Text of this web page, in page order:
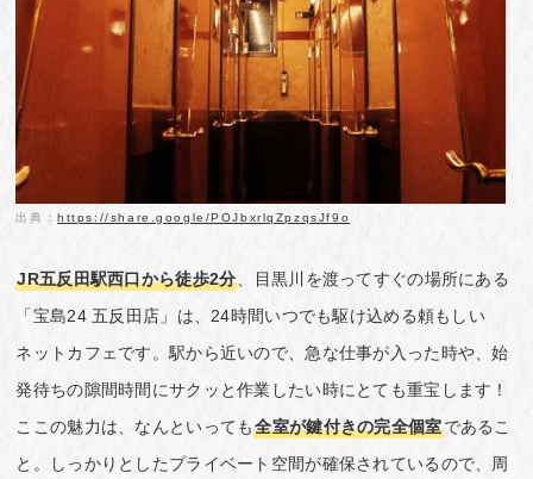
出典：https://share.google/POJbxrlqZpzqsJf9o
JR五反田駅西口から徒歩2分 、目黒川を渡ってすぐの場所にある
「宝島24 五反田店」は、24時間いつでも駆け込める頼もしい
ネットカフェです。駅から近いので、急な仕事が入った時や、始
発待ちの隙間時間にサクッと作業したい時にとても重宝します！
ここの魅力は、なんといっても全室が鍵付きの完全個室であるこ
と。しっかりとしたプライベート空間が確保されているので、周